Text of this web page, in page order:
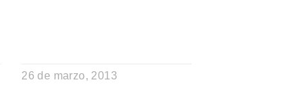
26 de marzo, 2013